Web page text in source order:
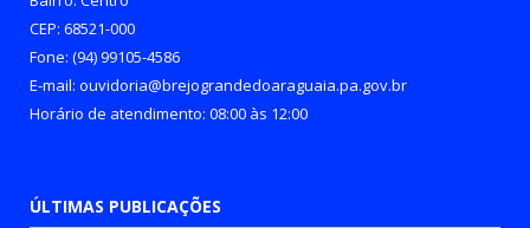
CEP: 68521-000
Fone: (94) 99105-4586
E-mail: ouvidoria@brejograndedoaraguaia.pa.gov.br
Horário de atendimento: 08:00 às 12:00
ÚLTIMAS PUBLICAÇÕES